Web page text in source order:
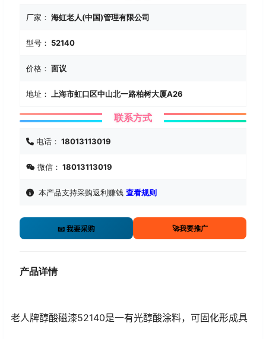
厂家： 海虹老人(中国)管理有限公司
型号： 52140
价格： 面议
地址： 上海市虹口区中山北一路柏树大厦A26
联系方式
电话： 18013113019
微信： 18013113019
本产品支持采购返利赚钱 查看规则
📧 我要采购 🚀我要推广
产品详情
老人牌醇酸磁漆52140是一有光醇酸涂料，可固化形成具